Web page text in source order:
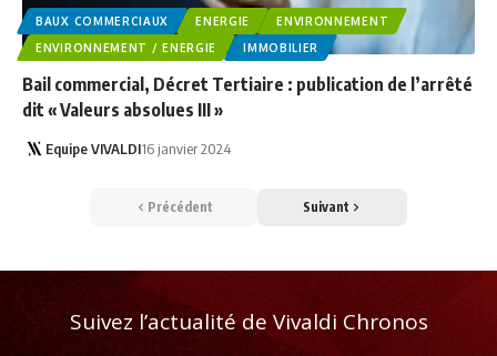
BAUX COMMERCIAUX ENERGIE
ENVIRONNEMENT
ENVIRONNEMENT / ENERGIE
IMMOBILIER
Bail commercial, Décret Tertiaire : publication de l’arrêté
dit « Valeurs absolues III »
Equipe VIVALDI16 janvier 2024
Précédent Suivant
Suivez l’actualité de Vivaldi Chronos